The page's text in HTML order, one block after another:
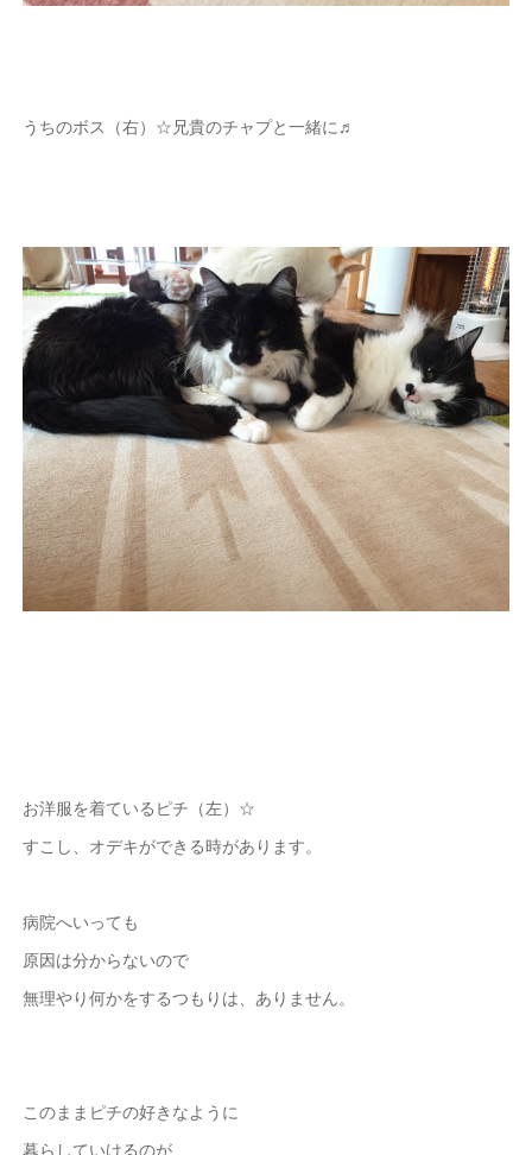
うちのボス（右）☆兄貴のチャプと一緒に♬
お洋服を着ているピチ（左）☆
すこし、オデキができる時があります。
病院へいっても
原因は分からないので
無理やり何かをするつもりは、ありません。
このままピチの好きなように
暮らしていけるのが